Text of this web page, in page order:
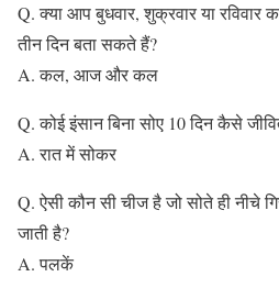
Q. क्या आप बुधवार, शुक्रवार या रविवार
तीन दिन बता सकते हैं?
A. कल, आज और कल
Q. कोई इंसान बिना सोए 10 दिन कैसे
A. रात में सोकर
Q. ऐसी कौन सी चीज है जो सोते ही नीचे
जाती है?
A. पलकें